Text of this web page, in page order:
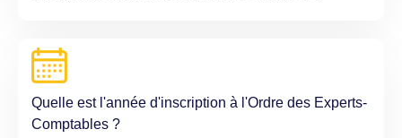
Quelle est l'année d'inscription à l'Ordre des Experts-
Comptables ?